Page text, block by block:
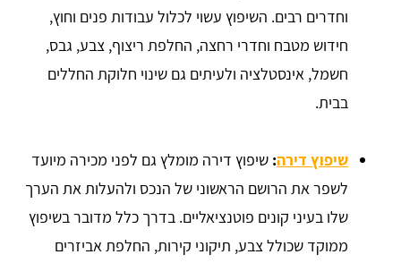
וחדרים רבים. השיפוץ עשוי לכלול עבודות פנים וחוץ,
חידוש מטבח וחדרי רחצה, החלפת ריצוף, צבע, גבס,
חשמל, אינסטלציה ולעיתים גם שינוי חלוקת החללים
בבית.
שיפוץ דירה: שיפוץ דירה מומלץ גם לפני מכירה מיועד
לשפר את הרושם הראשוני של הנכס ולהעלות את הערך
שלו בעיני קונים פוטנציאליים. בדרך כלל מדובר בשיפוץ
ממוקד שכולל צבע, תיקוני קירות, החלפת אביזרים